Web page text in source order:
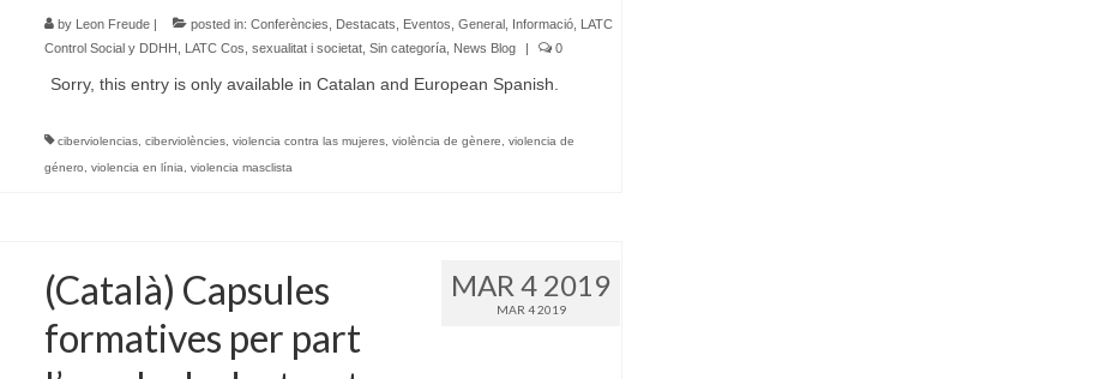
by Leon Freude| posted in: Conferències Destacats Eventos General, Informació, LATC
Control Social y DDHH
LATC Cos, sexualitat i societat, Sin categoría, News Blog | 0
Sorry, this entry is only available in Catalan and European Spanish.
ciberviolencias, ciberviolències, violencia contra las mujeres, violència de gènere
violencia de
género
violencia en línia violencia masclista
MAR 4 2019
MAR 4 2019
(Català) Capsules
formatives per part